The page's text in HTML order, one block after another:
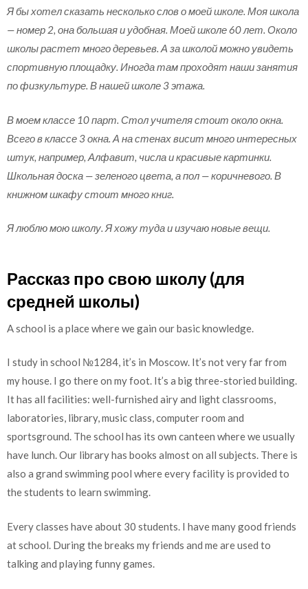
Я бы хотел сказать несколько слов о моей школе. Моя школа
— номер 2, она большая и удобная. Моей школе 60 лет. Около
школы растет много деревьев. А за школой можно увидеть
спортивную площадку. Иногда там проходят наши занятия
по физкультуре. В нашей школе 3 этажа.
В моем классе 10 парт. Стол учителя стоит около окна.
Всего в классе 3 окна. А на стенах висит много интересных
штук, например, Алфавит, числа и красивые картинки.
Школьная доска — зеленого цвета, а пол — коричневого. В
книжном шкафу стоит много книг.
Я люблю мою школу. Я хожу туда и изучаю новые вещи.
Рассказ про свою школу (для
средней школы)
A school is a place where we gain our basic knowledge.
I study in school №1284, it’s in Moscow. It’s not very far from
my house. I go there on my foot. It’s a big three-storied building.
It has all facilities: well-furnished airy and light classrooms,
laboratories, library, music class, computer room and
sportsground. The school has its own canteen where we usually
have lunch. Our library has books almost on all subjects. There is
also a grand swimming pool where every facility is provided to
the students to learn swimming.
Every classes have about 30 students. I have many good friends
at school. During the breaks my friends and me are used to
talking and playing funny games.